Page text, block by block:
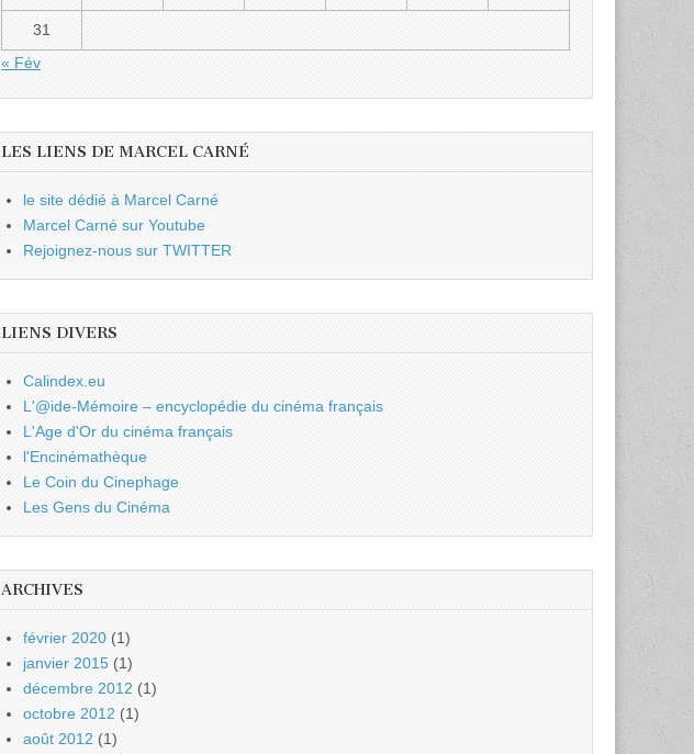
31
« Fév
LES LIENS DE MARCEL CARNÉ
le site dédié à Marcel Carné
Marcel Carné sur Youtube
Rejoignez-nous sur TWITTER
LIENS DIVERS
Calindex.eu
L'@ide-Mémoire – encyclopédie du cinéma français
L'Age d'Or du cinéma français
l'Encinémathèque
Le Coin du Cinephage
Les Gens du Cinéma
ARCHIVES
février 2020 (1)
janvier 2015 (1)
décembre 2012 (1)
octobre 2012 (1)
août 2012 (1)